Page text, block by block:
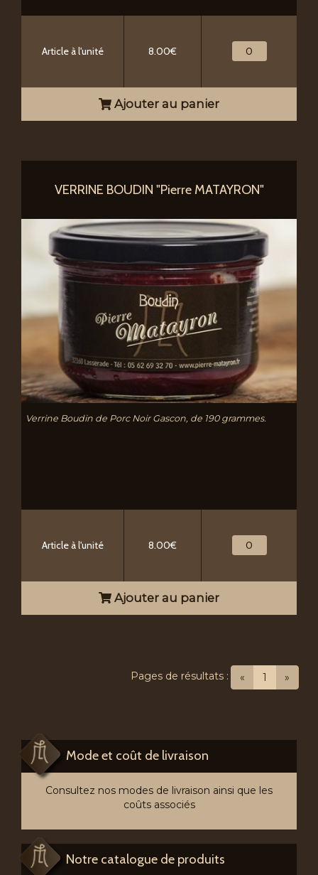
Article à l'unité 8.00€
Ajouter au panier
VERRINE BOUDIN "Pierre MATAYRON"
Verrine Boudin de Porc Noir Gascon, de 190 grammes.
Article à l'unité 8.00€
Ajouter au panier
« 1 (current)
»
Pages de résultats :
Mode et coût de livraison
Consultez nos modes de livraison ainsi que les
coûts associés
Notre catalogue de produits